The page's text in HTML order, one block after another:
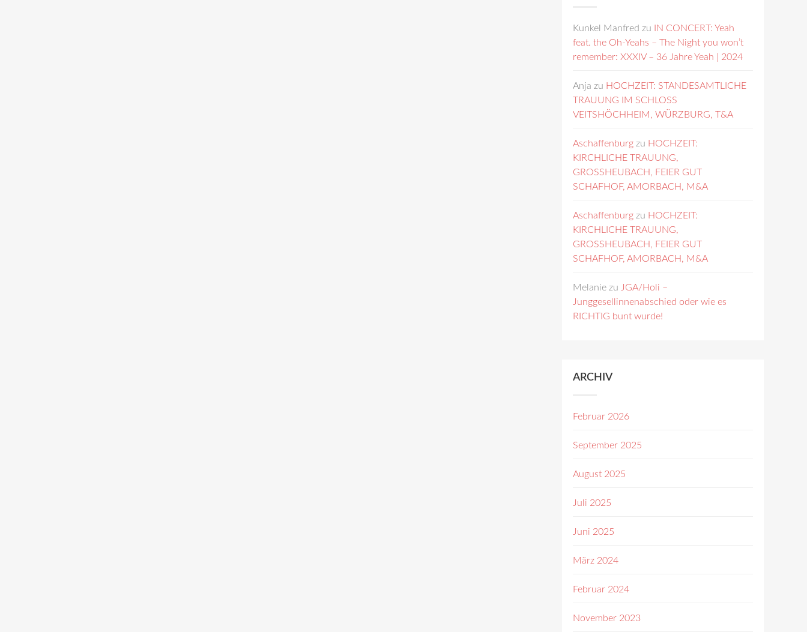
Kunkel Manfred zu IN CONCERT: Yeah
feat. the Oh-Yeahs – The Night you won’t
remember: XXXIV – 36 Jahre Yeah | 2024
Anja zu HOCHZEIT: STANDESAMTLICHE
TRAUUNG IM SCHLOSS
VEITSHÖCHHEIM, WÜRZBURG, T&A
Aschaffenburg zu HOCHZEIT:
KIRCHLICHE TRAUUNG,
GROSSHEUBACH, FEIER GUT
SCHAFHOF, AMORBACH, M&A
Aschaffenburg zu HOCHZEIT:
KIRCHLICHE TRAUUNG,
GROSSHEUBACH, FEIER GUT
SCHAFHOF, AMORBACH, M&A
Melanie zu JGA/Holi –
Junggesellinnenabschied oder wie es
RICHTIG bunt wurde!
ARCHIV
Februar 2026
September 2025
August 2025
Juli 2025
Juni 2025
März 2024
Februar 2024
November 2023